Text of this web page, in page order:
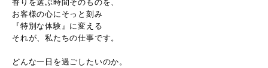
香りを選ぶ時間そのものを、
お客様の心にそっと刻み
『特別な体験』に変える
それが、私たちの仕事です。
どんな一日を過ごしたいのか。